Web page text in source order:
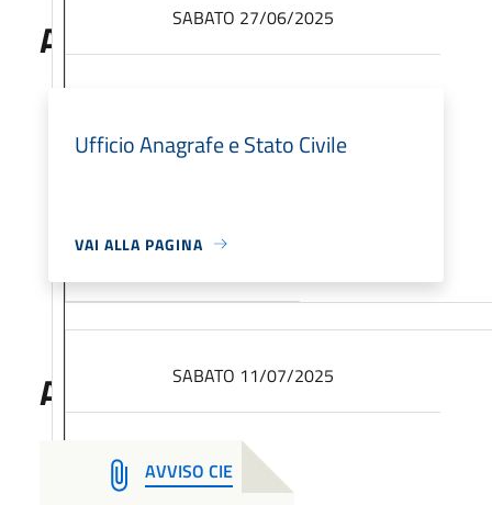
SABATO 27/06/2025
SABATO 11/07/2025
A cura di
Ufficio Anagrafe e Stato Civile
VAI ALLA PAGINA
Allegati
AVVISO CIE